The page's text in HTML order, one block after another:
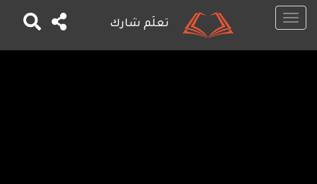
تجاوز
تعلَم شارك
Toggle